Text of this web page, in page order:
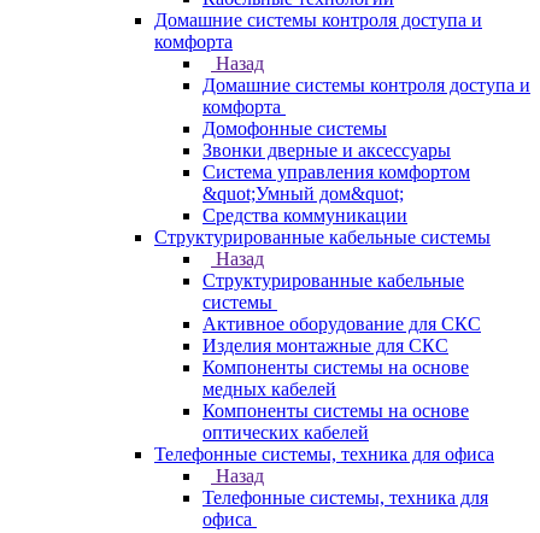
Домашние системы контроля доступа и
комфорта
Назад
Домашние системы контроля доступа и
комфорта
Домофонные системы
Звонки дверные и аксессуары
Система управления комфортом
&quot;Умный дом&quot;
Средства коммуникации
Структурированные кабельные системы
Назад
Структурированные кабельные
системы
Активное оборудование для СКС
Изделия монтажные для СКС
Компоненты системы на основе
медных кабелей
Компоненты системы на основе
оптических кабелей
Телефонные системы, техника для офиса
Назад
Телефонные системы, техника для
офиса